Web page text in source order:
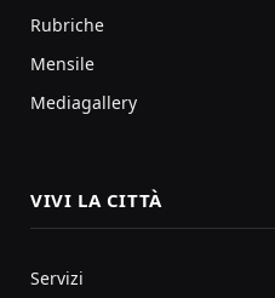
Rubriche
Mensile
Mediagallery
VIVI LA CITTÀ
Servizi